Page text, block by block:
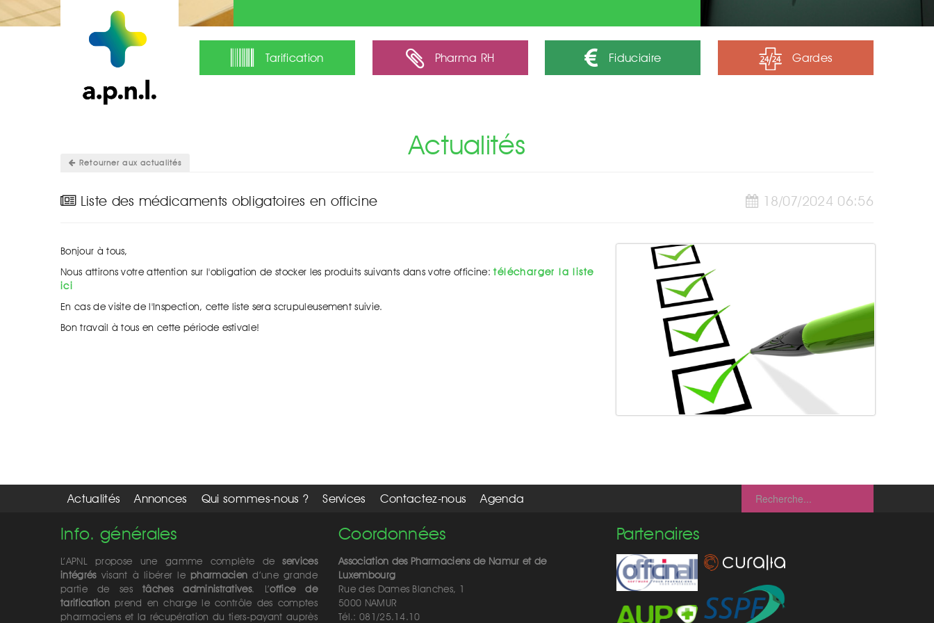
Tarification Pharma RH Fiduciaire Gardes
Retourner aux actualités
Actualités
18/07/2024 06:56
Liste des médicaments obligatoires en officine
Bonjour à tous,
Nous attirons votre attention sur l'obligation de stocker les produits suivants dans votre officine:télécharger la liste
ici
En cas de visite de l'Inspection, cette liste sera scrupuleusement suivie.
Bon travail à tous en cette période estivale!
Actualités Annonces Qui sommes-nous ? Services Contactez-nous Agenda
Info. générales
L’APNL propose une gamme complète deservices
intégrésvisant à libérer lepharmacien d’une grande
partie de sestâches administratives. L’office de
tarificationprend en charge le contrôle des comptes
pharmaciens et la récupération du tiers-payant auprès
Coordonnées
Association des Pharmaciens de Namur et de
Luxembourg
Rue des Dames Blanches, 1
5000 NAMUR
Tél.: 081/25.14.10
Partenaires